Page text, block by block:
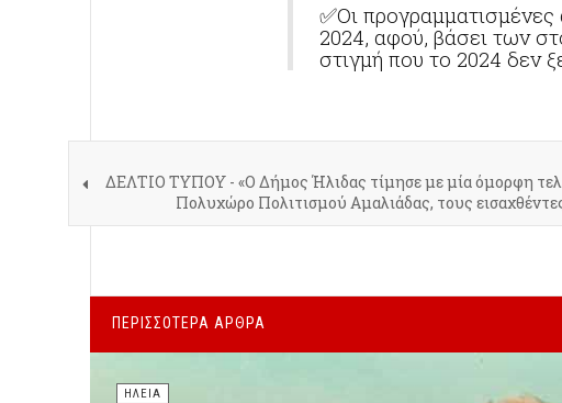
✅Οι προγραμματισμένες
2024, αφού, βάσει των
στιγμή που το 2024 δεν
ΔΕΛΤΙΟ ΤΥΠΟΥ - «Ο Δήμος Ήλιδας τίμησε με μία όμορφη
Πολυχώρο Πολιτισμού Αμαλιάδας, τους
ΠΕΡΙΣΣΌΤΕΡΑ ΆΡΘΡΑ
ΗΛΕΊΑ